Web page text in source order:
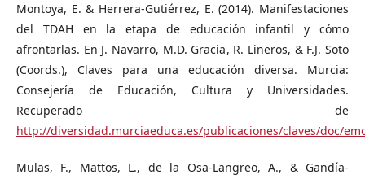
Montoya, E. & Herrera-Gutiérrez, E. (2014). Manifestaciones
del TDAH en la etapa de educación infantil y cómo
afrontarlas. En J. Navarro, M.D. Gracia, R. Lineros, & F.J. Soto
(Coords.), Claves para una educación diversa. Murcia:
Consejería de Educación, Cultura y Universidades.
Recuperado de
http://diversidad.murciaeduca.es/publicaciones/claves/doc/
Mulas, F., Mattos, L., de la Osa-Langreo, A., & Gandía-